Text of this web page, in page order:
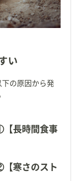
い
の原因から発
長時間食事
寒さのスト